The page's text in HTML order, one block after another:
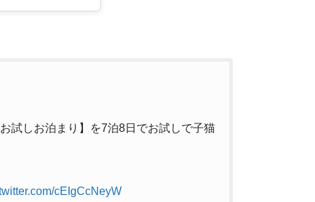
試しお泊まり】を7泊8日でお試しで子猫
cEIgCcNeyW